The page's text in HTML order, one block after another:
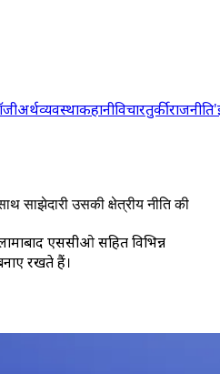
अर्थव्यवस्थाकहानीविचारतुर्कीराजनीति
साझेदारी उसकी क्षेत्रीय नीति की
एससीओ सहित विभिन्न
रखते हैं।